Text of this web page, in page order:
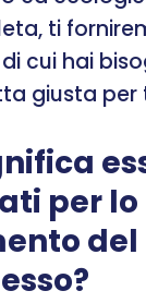
ti
cui hai
giusta per
per lo
del